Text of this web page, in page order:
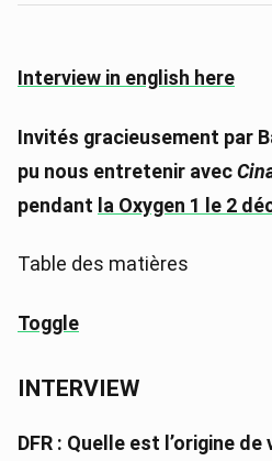
Interview in english here
Invités gracieusement par
pu nous entretenir avec
pendant la Oxygen 1 le 2
Table des matières
Toggle
INTERVIEW
DFR : Quelle est l’origine